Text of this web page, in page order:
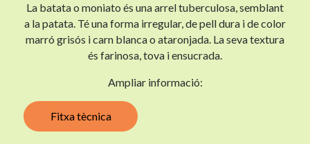
La batata o moniato és una arrel tuberculosa, semblant
a la patata. Té una forma irregular, de pell dura i de color
marró grisós i carn blanca o ataronjada. La seva textura
és farinosa, tova i ensucrada.
Ampliar informació:
Fitxa tècnica